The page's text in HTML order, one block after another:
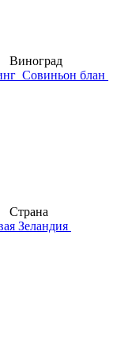
Виноград
Совиньон блан
Страна
Зеландия